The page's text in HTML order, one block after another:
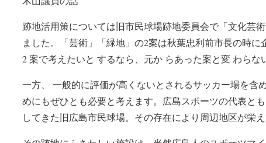
跡地活用策については旧市民球場跡地委員会で「文化芸
ました。「芸術」「緑地」の2案は秋葉忠利前市長の時
2 案で考えたいと するなら、元か らあった案と変 わらな
一方、 一般的に評価が高くないとされるサッカー場を含
めにもぜひとも必要と考えます。広島スポーツの代表と
してきた旧広島市民球場。その存在により周辺地区が栄